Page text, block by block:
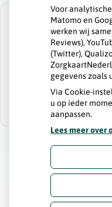
U heeft geen
externe
Cookie-
Uw
Voor
Matomo en
werken wij
Reviews),
(Twitter),
gegevens zoals
Via Cookie-
u op ieder
aanpassen.
Lees meer over